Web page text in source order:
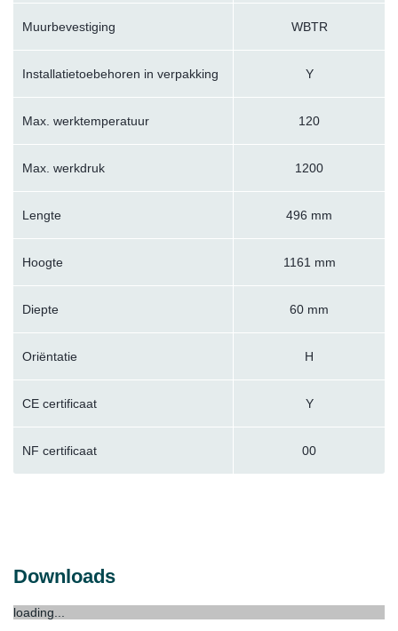
Muurbevestiging WBTR
Installatietoebehoren in verpakking Y
Max. werktemperatuur 120
Max. werkdruk 1200
Lengte 496 mm
Hoogte 1161 mm
Diepte 60 mm
Oriëntatie H
CE certificaat Y
NF certificaat 00
Downloads
loading...